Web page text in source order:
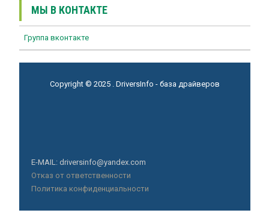
МЫ В КОНТАКТЕ
Группа вконтакте
Copyright © 2025 . DriversInfo - база драйверов
E-MAIL: driversinfo@yandex.com
Отказ от ответственности
Политика конфиденциальности